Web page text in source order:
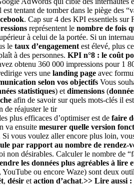
est tentant de tomber dans le piège
. Cap sur 4 des KPI essentiels sur
représentent le nombre de fois
à celui de la portée. Si un
le taux d’engagementest élevé, plus
à des personnes. KPI n°8 : le coût
obtenu 360 000 impressions pour 1
vers une landing page avec
selon vos objectifs Vous
statistiques) etdimensions (
afin de savoir sur quels mots-clés il
de réajuster le tir
plus efficaces d’optimiser est de faire
va ensuite mesurer quelle version
Si vous voulez aller encore plus loin,
par rapport au nombre de rendez-
non désirables. Calculer le nombre de
les données plus agréables à lire
ou encore Waze) sont deux
, désir etaction d’achat.>> Lire aussi :